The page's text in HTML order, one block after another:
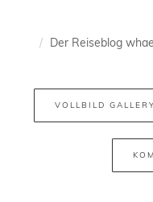
Der Reiseblog
VOLLBILD